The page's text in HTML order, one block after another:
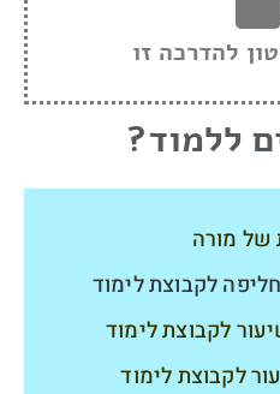
להדרכה זו
ללמוד?
של מורה
לקבוצת לימוד
לקבוצת לימוד
לקבוצת לימוד